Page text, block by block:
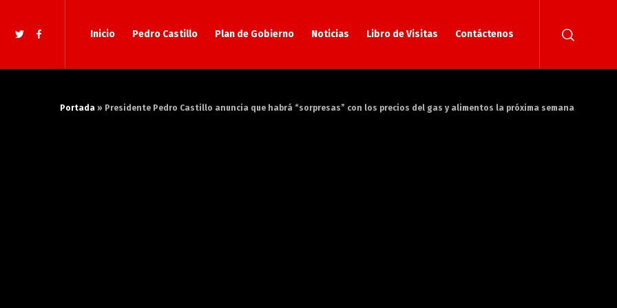
Inicio Pedro Castillo Plan de Gobierno Noticias Libro de Visitas Contáctenos
Portada » Presidente Pedro Castillo anuncia que habrá “sorpresas” con los precios del gas y alimentos la próxima semana